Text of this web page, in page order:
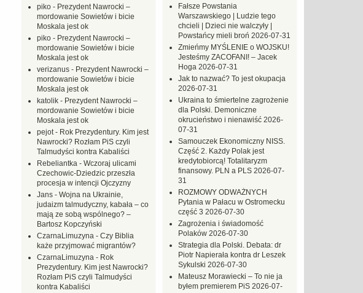
Fałsze Powstania
Warszawskiego | Ludzie tego
chcieli | Dzieci nie walczyły |
Powstańcy mieli broń 2026-07-31
Zmieńmy MYŚLENIE o WOJSKU!
Jesteśmy ZACOFANI! – Jacek
Hoga 2026-07-31
Jak to nazwać? To jest okupacja
2026-07-31
Ukraina to śmiertelne zagrożenie
dla Polski. Demoniczne
okrucieństwo i nienawiść 2026-
07-31
Samouczek Ekonomiczny NISS.
Część 2. Każdy Polak jest
kredytobiorcą! Totalitaryzm
finansowy. PLN a PLS 2026-07-
31
ROZMOWY ODWAŻNYCH
Pytania w Pałacu w Ostromecku
część 3 2026-07-30
Zagrożenia i świadomość
Polaków 2026-07-30
Strategia dla Polski. Debata: dr
Piotr Napierała kontra dr Leszek
Sykulski 2026-07-30
Mateusz Morawiecki – To nie ja
byłem premierem PiS 2026-07-
piko - Prezydent Nawrocki –
mordowanie Sowietów i bicie
Moskala jest ok
piko - Prezydent Nawrocki –
mordowanie Sowietów i bicie
Moskala jest ok
verizanus - Prezydent Nawrocki –
mordowanie Sowietów i bicie
Moskala jest ok
katolik - Prezydent Nawrocki –
mordowanie Sowietów i bicie
Moskala jest ok
pejot- Rok Prezydentury. Kim jest
Nawrocki? Rozłam PiS czyli
Talmudyści kontra Kabaliści
Rebeliantka - Wczoraj ulicami
Czechowic-Dziedzic przeszła
procesja w intencji Ojczyzny
Jans - Wojna na Ukrainie,
judaizm talmudyczny, kabała – co
mają ze sobą wspólnego? –
Bartosz Kopczyński
CzarnaLimuzyna - Czy Biblia
każe przyjmować migrantów?
CzarnaLimuzyna - Rok
Prezydentury. Kim jest Nawrocki?
Rozłam PiS czyli Talmudyści
kontra Kabaliści